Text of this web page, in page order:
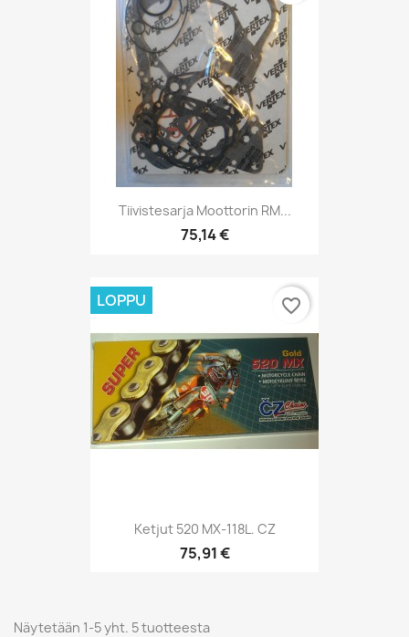
Tiivistesarja Moottorin RM...
75,14 €
Ketjut 520 MX-118L. CZ
75,91 €
LOPPU favorite_border
Näytetään 1-5 yht. 5 tuotteesta